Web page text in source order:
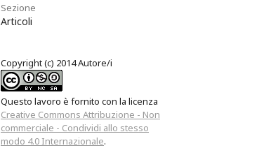
Sezione
Articoli
Copyright (c) 2014 Autore/i
Questo lavoro è fornito con la licenza
Creative Commons Attribuzione - Non
commerciale - Condividi allo stesso
modo 4.0 Internazionale.